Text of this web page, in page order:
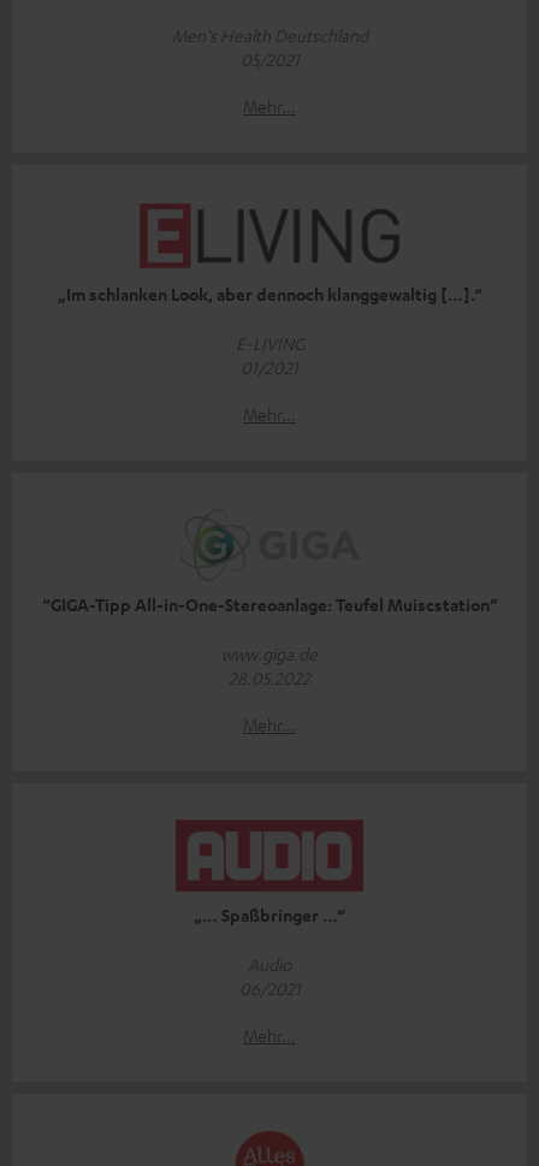
Men's Health Deutschland
05/2021
Mehr...
„Im schlanken Look, aber dennoch klanggewaltig […].“
E-LIVING
01/2021
Mehr...
“GIGA-Tipp All-in-One-Stereoanlage: Teufel Muiscstation”
www.giga.de
28.05.2022
Mehr...
„… Spaßbringer …“
Audio
06/2021
Mehr...